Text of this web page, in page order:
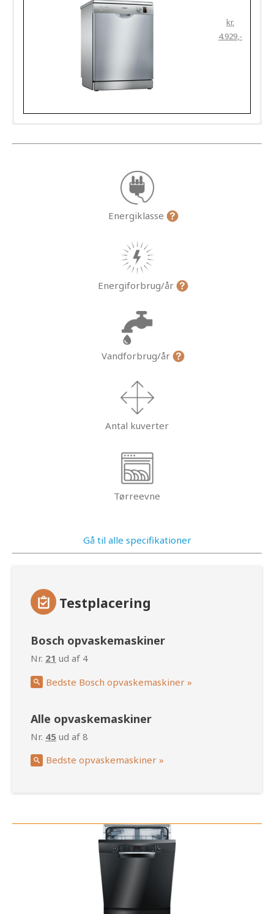
kr.
4.929
Energiklasse
Energiforbrug/år
Vandforbrug/år
Antal kuverter
Tørreevne
Gå til alle specifikationer
Testplacering
Bosch opvaskemaskiner
Nr. 21 ud af 4
Bedste Bosch opvaskemaskiner »
Alle opvaskemaskiner
Nr. 45 ud af 8
Bedste opvaskemaskiner »